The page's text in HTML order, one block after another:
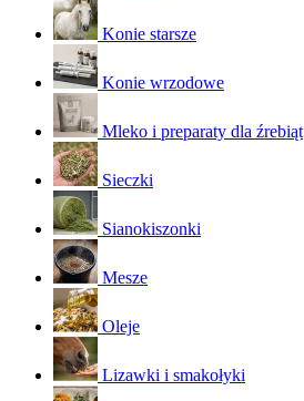
Konie starsze
Konie wrzodowe
Mleko i preparaty dla źrebiąt
Sieczki
Sianokiszonki
Mesze
Oleje
Lizawki i smakołyki